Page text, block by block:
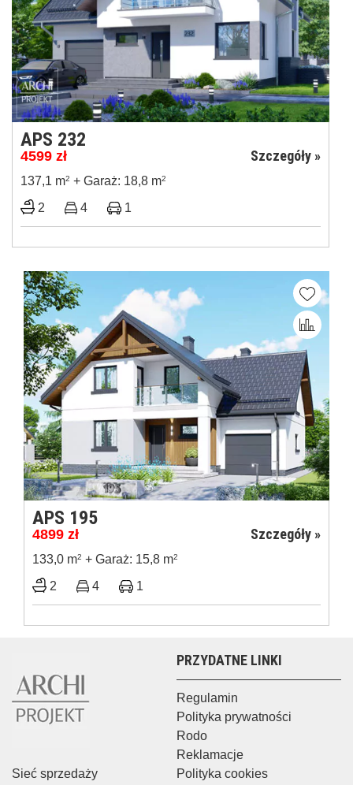
APS 232
4599 zł Szczegóły »
137,1 m2 + Garaż: 18,8 m2
2 4 1
APS 195
4899 zł Szczegóły »
133,0 m2 + Garaż: 15,8 m2
2 4 1
Sieć sprzedaży
PRZYDATNE LINKI
Regulamin
Polityka prywatności
Rodo
Reklamacje
Polityka cookies